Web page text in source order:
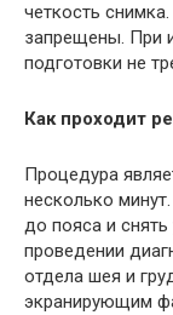
четкость
запрещены. При
подготовки не
Как проходит
Процедура
несколько
до пояса и
проведении
отдела шея и
экранирующим